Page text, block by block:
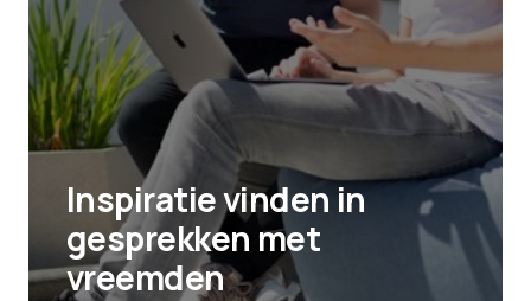
Inspiratie vinden in
gesprekken met
vreemden